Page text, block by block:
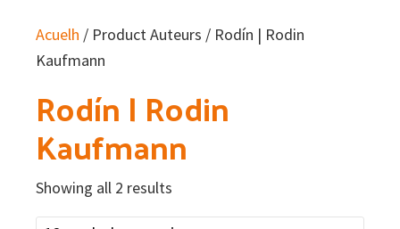
Acuelh / Product Auteurs / Rodín | Rodin
Kaufmann
Rodín | Rodin
Kaufmann
Showing all 2 results